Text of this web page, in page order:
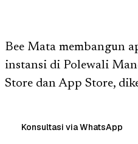
Bee Mata membangun
instansi di Polewali
Store dan App Store,
Konsultasi via WhatsApp